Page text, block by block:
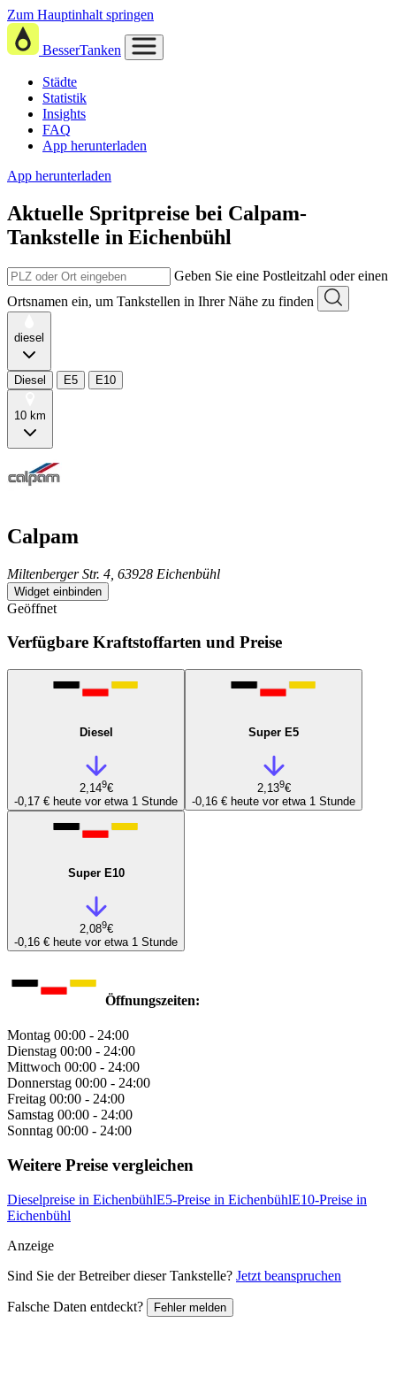
Zum Hauptinhalt springen
BesserTanken
Städte
Statistik
Insights
FAQ
App herunterladen
App herunterladen
Aktuelle Spritpreise bei Calpam-
Tankstelle in Eichenbühl
Geben Sie eine Postleitzahl oder einen
Ortsnamen ein, um Tankstellen in Ihrer Nähe zu finden
diesel
Diesel E5 E10
10 km
Calpam
Miltenberger Str. 4, 63928 Eichenbühl
Widget einbinden
Geöffnet
Verfügbare Kraftstoffarten und Preise
Diesel
2,149€
-0,17 € heute vor etwa 1 Stunde
Super E5
2,139€
-0,16 € heute vor etwa 1 Stunde
Super E10
2,089€
-0,16 € heute vor etwa 1 Stunde
Öffnungszeiten:
Montag 00:00 - 24:00
Dienstag 00:00 - 24:00
Mittwoch 00:00 - 24:00
Donnerstag 00:00 - 24:00
Freitag 00:00 - 24:00
Samstag 00:00 - 24:00
Sonntag 00:00 - 24:00
Weitere Preise vergleichen
Dieselpreise in EichenbühlE5-Preise in EichenbühlE10-Preise in
Eichenbühl
Anzeige
Sind Sie der Betreiber dieser Tankstelle? Jetzt beanspruchen
Falsche Daten entdeckt? Fehler melden